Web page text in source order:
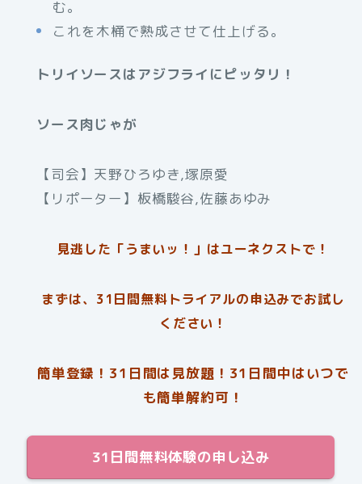
む。
これを木桶で熟成させて仕上げる。
トリイソースはアジフライにピッタリ！
ソース肉じゃが
【司会】天野ひろゆき,塚原愛
【リポーター】板橋駿谷,佐藤あゆみ
見逃した「うまいッ！」はユーネクストで！
まずは、31日間無料トライアルの申込みでお試し
ください！
簡単登録！31日間は見放題！31日間中はいつで
も簡単解約可！
31日間無料体験の申し込み